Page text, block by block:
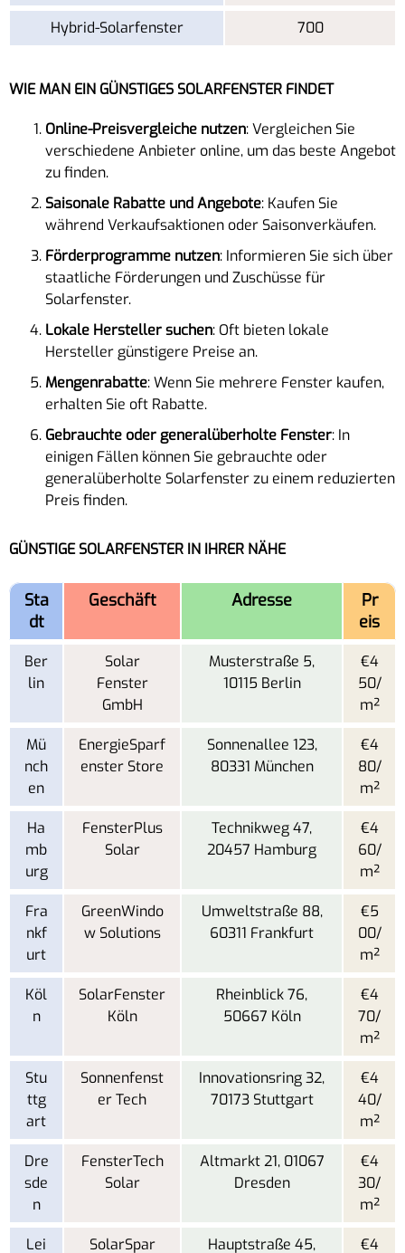
Hybrid-Solarfenster 700
WIE MAN EIN GÜNSTIGES SOLARFENSTER FINDET
Online-Preisvergleiche nutzen: Vergleichen Sie
verschiedene Anbieter online, um das beste Angebot
zu finden.
Saisonale Rabatte und Angebote: Kaufen Sie
während Verkaufsaktionen oder Saisonverkäufen.
Förderprogramme nutzen: Informieren Sie sich über
staatliche Förderungen und Zuschüsse für
Solarfenster.
Lokale Hersteller suchen: Oft bieten lokale
Hersteller günstigere Preise an.
Mengenrabatte: Wenn Sie mehrere Fenster kaufen,
erhalten Sie oft Rabatte.
Gebrauchte oder generalüberholte Fenster: In
einigen Fällen können Sie gebrauchte oder
generalüberholte Solarfenster zu einem reduzierten
Preis finden.
GÜNSTIGE SOLARFENSTER IN IHRER NÄHE
Sta
dt
Geschäft Adresse
Pr
eis
Ber
lin
Solar
Fenster
GmbH
Musterstraße 5,
10115 Berlin
€4
50/
m²
Mü
nch
en
EnergieSparf
enster Store
Sonnenallee 123,
80331 München
€4
80/
m²
Ha
mb
urg
FensterPlus
Solar
Technikweg 47,
20457 Hamburg
€4
60/
m²
Fra
nkf
urt
GreenWindo
w Solutions
Umweltstraße 88,
60311 Frankfurt
€5
00/
m²
Köl
n
SolarFenster
Köln
Rheinblick 76,
50667 Köln
€4
70/
m²
Stu
ttg
art
Sonnenfenst
er Tech
Innovationsring 32,
70173 Stuttgart
€4
40/
m²
Dre
sde
n
FensterTech
Solar
Altmarkt 21, 01067
Dresden
€4
30/
m²
Lei SolarSpar Hauptstraße 45, €4